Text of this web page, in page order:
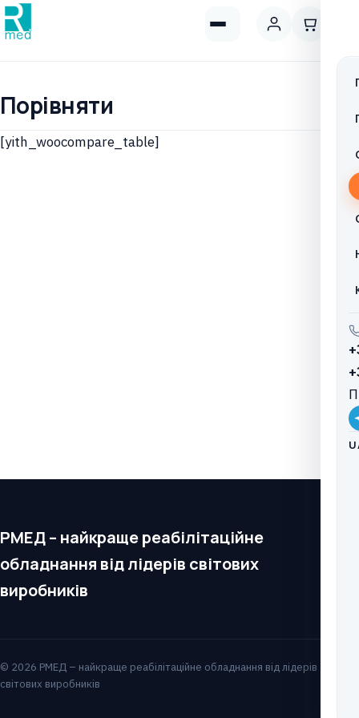
Порівняти
[yith_woocompare_table]
РМЕД – найкраще реабілітаційне
обладнання від лідерів світових
виробників
© 2026 РМЕД – найкраще реабілітаційне обладнання від лідерів
світових виробників